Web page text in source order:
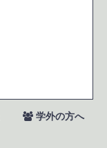
学外の方へ